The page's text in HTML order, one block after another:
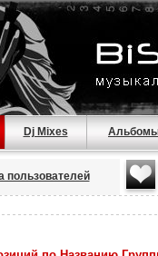
Dj Mixes
пользователей